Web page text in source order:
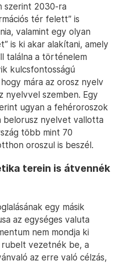
szerint 2030-ra
tér felett” is
valamint egy olyan
is ki akar alakítani, amely
találna a történelem
kulcsfontosságú
mára az orosz nyelv
nyelvvel szemben. Egy
ugyan a fehéroroszok
belorusz nyelvet vallotta
több mint 70
oroszul is beszél.
terein is átvennék
egy másik
az egységes valuta
nem mondja ki
rubelt vezetnék be, a
az erre való célzás,